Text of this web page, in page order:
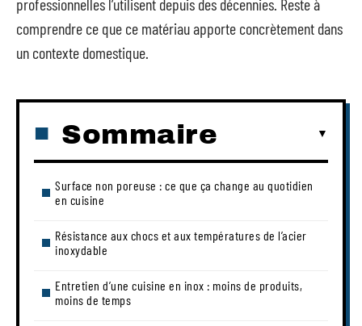
professionnelles l’utilisent depuis des décennies. Reste à
comprendre ce que ce matériau apporte concrètement dans
un contexte domestique.
Sommaire
Surface non poreuse : ce que ça change au quotidien
en cuisine
Résistance aux chocs et aux températures de l’acier
inoxydable
Entretien d’une cuisine en inox : moins de produits,
moins de temps